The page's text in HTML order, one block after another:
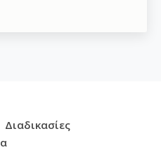
Διαδικασίες